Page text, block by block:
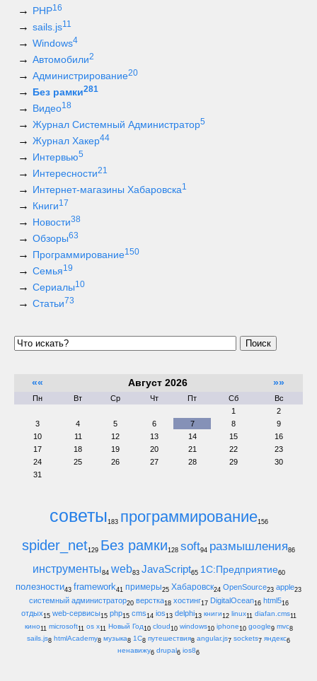
PHP16
sails.js11
Windows4
Автомобили2
Администрирование20
Без рамки281
Видео18
Журнал Системный Администратор5
Журнал Хакер44
Интервью5
Интересности21
Интернет-магазины Хабаровска1
Книги17
Новости38
Обзоры63
Программирование150
Семья19
Сериалы10
Статьи 73
Поиск
«« Август 2026 »»
Пн Вт Ср Чт Пт Сб
Вс
1
2
3
4 5 6 7 8
9
10
11 12 13 14 15
16
17
18 19 20 21 22
23
24
25 26 27 28 29
30
31
советы183 программирование156
spider_net129 Без рамки128 soft94 размышления86
инструменты84 web83 JavaScript65 1С:Предприятие60
полезности43 framework41 примеры25 Хабаровск24 OpenSource23 apple23
системный администратор20 верстка18 хостинг17 DigitalOcean16 html516
отдых15 web-сервисы15 php15 cms14 ios13 delphi13 книги12 linux11 diafan.cms11
кино11 microsoft11 os x11 Новый Год10 cloud10 windows10 iphone10 google9 mvc8
sails.js8 htmlAcademy8 музыка8 1С8 путешествия8 angular.js7 sockets7 яндекс6
ненавижу6 drupal6 ios86